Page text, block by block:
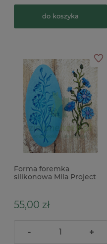
do koszyka
Forma foremka
silikonowa Mila Project
55,00 zł
- +